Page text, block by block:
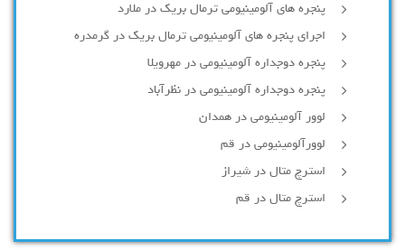
پنجره های آلومینیومی ترمال بریک در ملارد
اجرای پنجره های آلومینیومی ترمال بریک در گرمدره
پنجره دوجداره آلومینیومی در مهرویلا
پنجره دوجداره آلومینیومی در نظرآباد
لوور آلومینیومی در همدان
لوورآلومینیومی در قم
استرچ متال در شیراز
استرچ متال در قم